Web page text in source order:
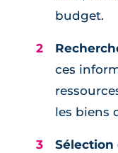
budget.
ces
les biens
Sélection